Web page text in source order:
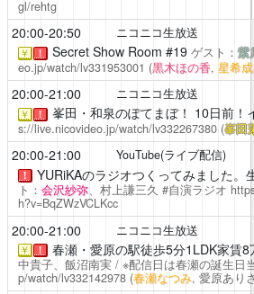
gl/rehtg
20:00-20:50 ニコニコ生放送
￥ ！ Secret Show Room #19 ゲスト：紫
eo.jp/watch/lv331953001 (黒木ほの香, 星希
20:00-21:00 ニコニコ生放送
￥ ！ 峯田・和泉のぽてまぼ！ 10日前！
s://live.nicovideo.jp/watch/lv332267380 (峯田
20:00-21:00 YouTube(ライブ配信)
！ YURiKAのラジオつくってみました。
ト： 会沢紗弥、村上謙三久 #自演ラジオ
h?v=BqZWzVCLKcc
20:00-21:00 ニコニコ生放送
￥ ！ 春瀬・愛原の駅徒歩5分1LDK家賃8
中貴子、飯沼南実 / ※配信日は春瀬の誕生日
p/watch/lv332142978 (春瀬なつみ, 愛原あり